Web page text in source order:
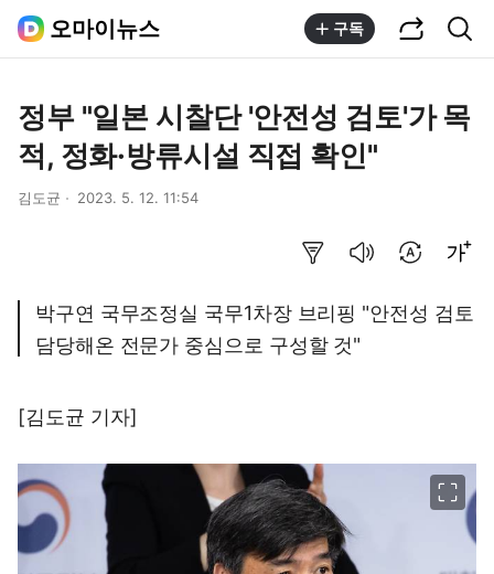
오마이뉴스 구독
정부 "일본 시찰단 '안전성 검토'가 목
적, 정화·방류시설 직접 확인"
김도균 2023. 5. 12. 11:54
박구연 국무조정실 국무1차장 브리핑 "안전성 검토
담당해온 전문가 중심으로 구성할 것"
[김도균 기자]